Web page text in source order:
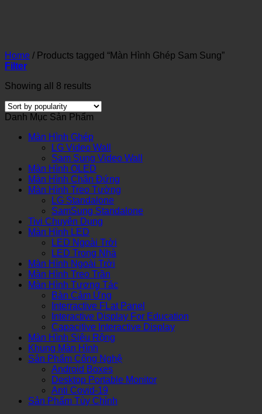
Home / Products tagged “Màn Hình Ghép Sam Sung”
Filter
Showing all 8 results
Danh Mục Sản Phẩm
Màn Hình Ghép
LG Video Wall
Sam Sung Video Wall
Màn Hình OLED
Màn Hình Chân Đứng
Màn Hình Treo Tường
LG Standalone
SamSung Standalone
Tivi Chuyên Dụng
Màn Hình LED
LED Ngoài Trời
LED Trong Nhà
Màn Hình Ngoài Trời
Màn Hình Treo Trần
Màn Hình Tương Tác
Bàn Cảm Ứng
Interractive FLat Panel
Interactive Display For Education
Capacitive Interactive Display
Màn Hình Siêu Rộng
Khung Màn Hình
Sản Phẩm Công Nghệ
Android Boxes
Desktop Portable Monitor
Anti Covid-19
Sản Phẩm Tùy Chỉnh